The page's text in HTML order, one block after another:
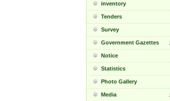
inventory
Tenders
Survey
Government Gazettes
Notice
Statistics
Photo Gallery
Media